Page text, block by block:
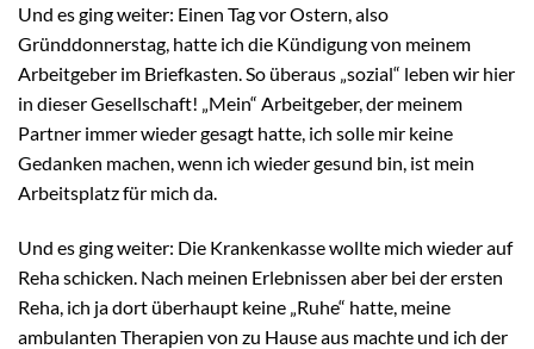
Und es ging weiter: Einen Tag vor Ostern, also
Gründdonnerstag, hatte ich die Kündigung von meinem
Arbeitgeber im Briefkasten. So überaus „sozial“ leben wir hier
in dieser Gesellschaft! „Mein“ Arbeitgeber, der meinem
Partner immer wieder gesagt hatte, ich solle mir keine
Gedanken machen, wenn ich wieder gesund bin, ist mein
Arbeitsplatz für mich da.
Und es ging weiter: Die Krankenkasse wollte mich wieder auf
Reha schicken. Nach meinen Erlebnissen aber bei der ersten
Reha, ich ja dort überhaupt keine „Ruhe“ hatte, meine
ambulanten Therapien von zu Hause aus machte und ich der